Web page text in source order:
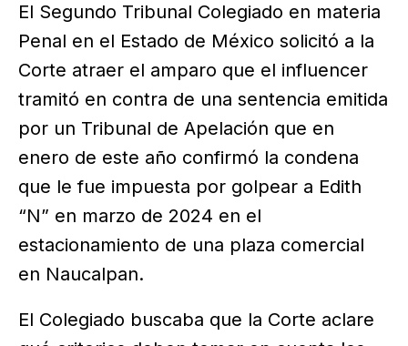
El Segundo Tribunal Colegiado en materia
Penal en el Estado de México solicitó a la
Corte atraer el amparo que el influencer
tramitó en contra de una sentencia emitida
por un Tribunal de Apelación que en
enero de este año confirmó la condena
que le fue impuesta por golpear a Edith
“N” en marzo de 2024 en el
estacionamiento de una plaza comercial
en Naucalpan.
El Colegiado buscaba que la Corte aclare